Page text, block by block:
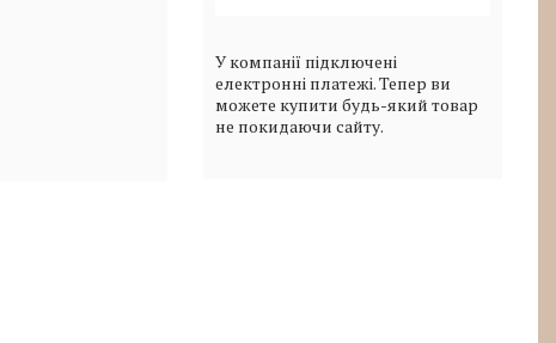
У компанії підключені
електронні платежі. Тепер ви
можете купити будь-який товар
не покидаючи сайту.